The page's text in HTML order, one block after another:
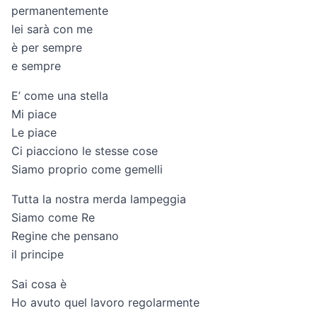
permanentemente
lei sarà con me
è per sempre
e sempre
E’ come una stella
Mi piace
Le piace
Ci piacciono le stesse cose
Siamo proprio come gemelli
Tutta la nostra merda lampeggia
Siamo come Re
Regine che pensano
il principe
Sai cosa è
Ho avuto quel lavoro regolarmente